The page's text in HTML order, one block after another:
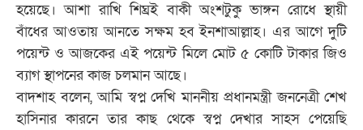
হয়েছে। আশা রাখি শিঘ্রই বাকী অংশটুকু ভাঙ্গন রোধে স্থায়ী
বাঁধের আওতায় আনতে সক্ষম হব ইনশাআল্লাহ। এর আগে দুটি
পয়েন্ট ও আজকের এই পয়েন্ট মিলে মোট ৫ কোটি টাকার জিও
ব্যাগ স্থাপনের কাজ চলমান আছে।
বাদশাহ বলেন, আমি স্বপ্ন দেখি মাননীয় প্রধানমন্ত্রী জননেত্রী শেখ
হাসিনার কারনে তার কাছ থেকে স্বপ্ন দেখার সাহস পেয়েছি